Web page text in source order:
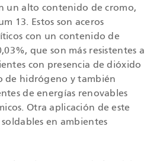
un alto contenido de cromo,
13. Estos son aceros
con un contenido de
que son más resistentes a
con presencia de dióxido
de hidrógeno y también
de energías renovables
Otra aplicación de este
en ambientes